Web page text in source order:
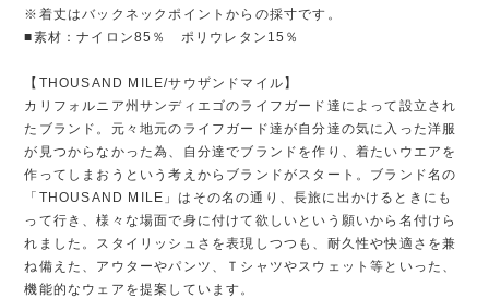
※着丈はバックネックポイントからの採寸です。
■素材：ナイロン85％ ポリウレタン15％
【THOUSAND MILE/サウザンドマイル】
カリフォルニア州サンディエゴのライフガード達によって設立され
たブランド。元々地元のライフガード達が自分達の気に入った洋服
が見つからなかった為、自分達でブランドを作り、着たいウエアを
作ってしまおうという考えからブランドがスタート。ブランド名の
「THOUSAND MILE」はその名の通り、長旅に出かけるときにも
って行き、様々な場面で身に付けて欲しいという願いから名付けら
れました。スタイリッシュさを表現しつつも、耐久性や快適さを兼
ね備えた、アウターやパンツ、Ｔシャツやスウェット等といった、
機能的なウェアを提案しています。